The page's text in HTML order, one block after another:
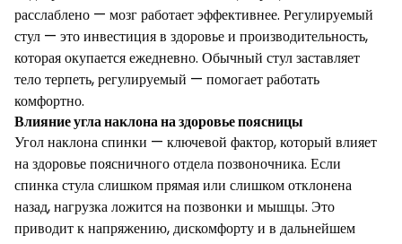
расслаблено — мозг работает эффективнее. Регулируемый
стул — это инвестиция в здоровье и производительность,
которая окупается ежедневно. Обычный стул заставляет
тело терпеть, регулируемый — помогает работать
комфортно.
Влияние угла наклона на здоровье поясницы
Угол наклона спинки — ключевой фактор, который влияет
на здоровье поясничного отдела позвоночника. Если
спинка стула слишком прямая или слишком отклонена
назад, нагрузка ложится на позвонки и мышцы. Это
приводит к напряжению, дискомфорту и в дальнейшем